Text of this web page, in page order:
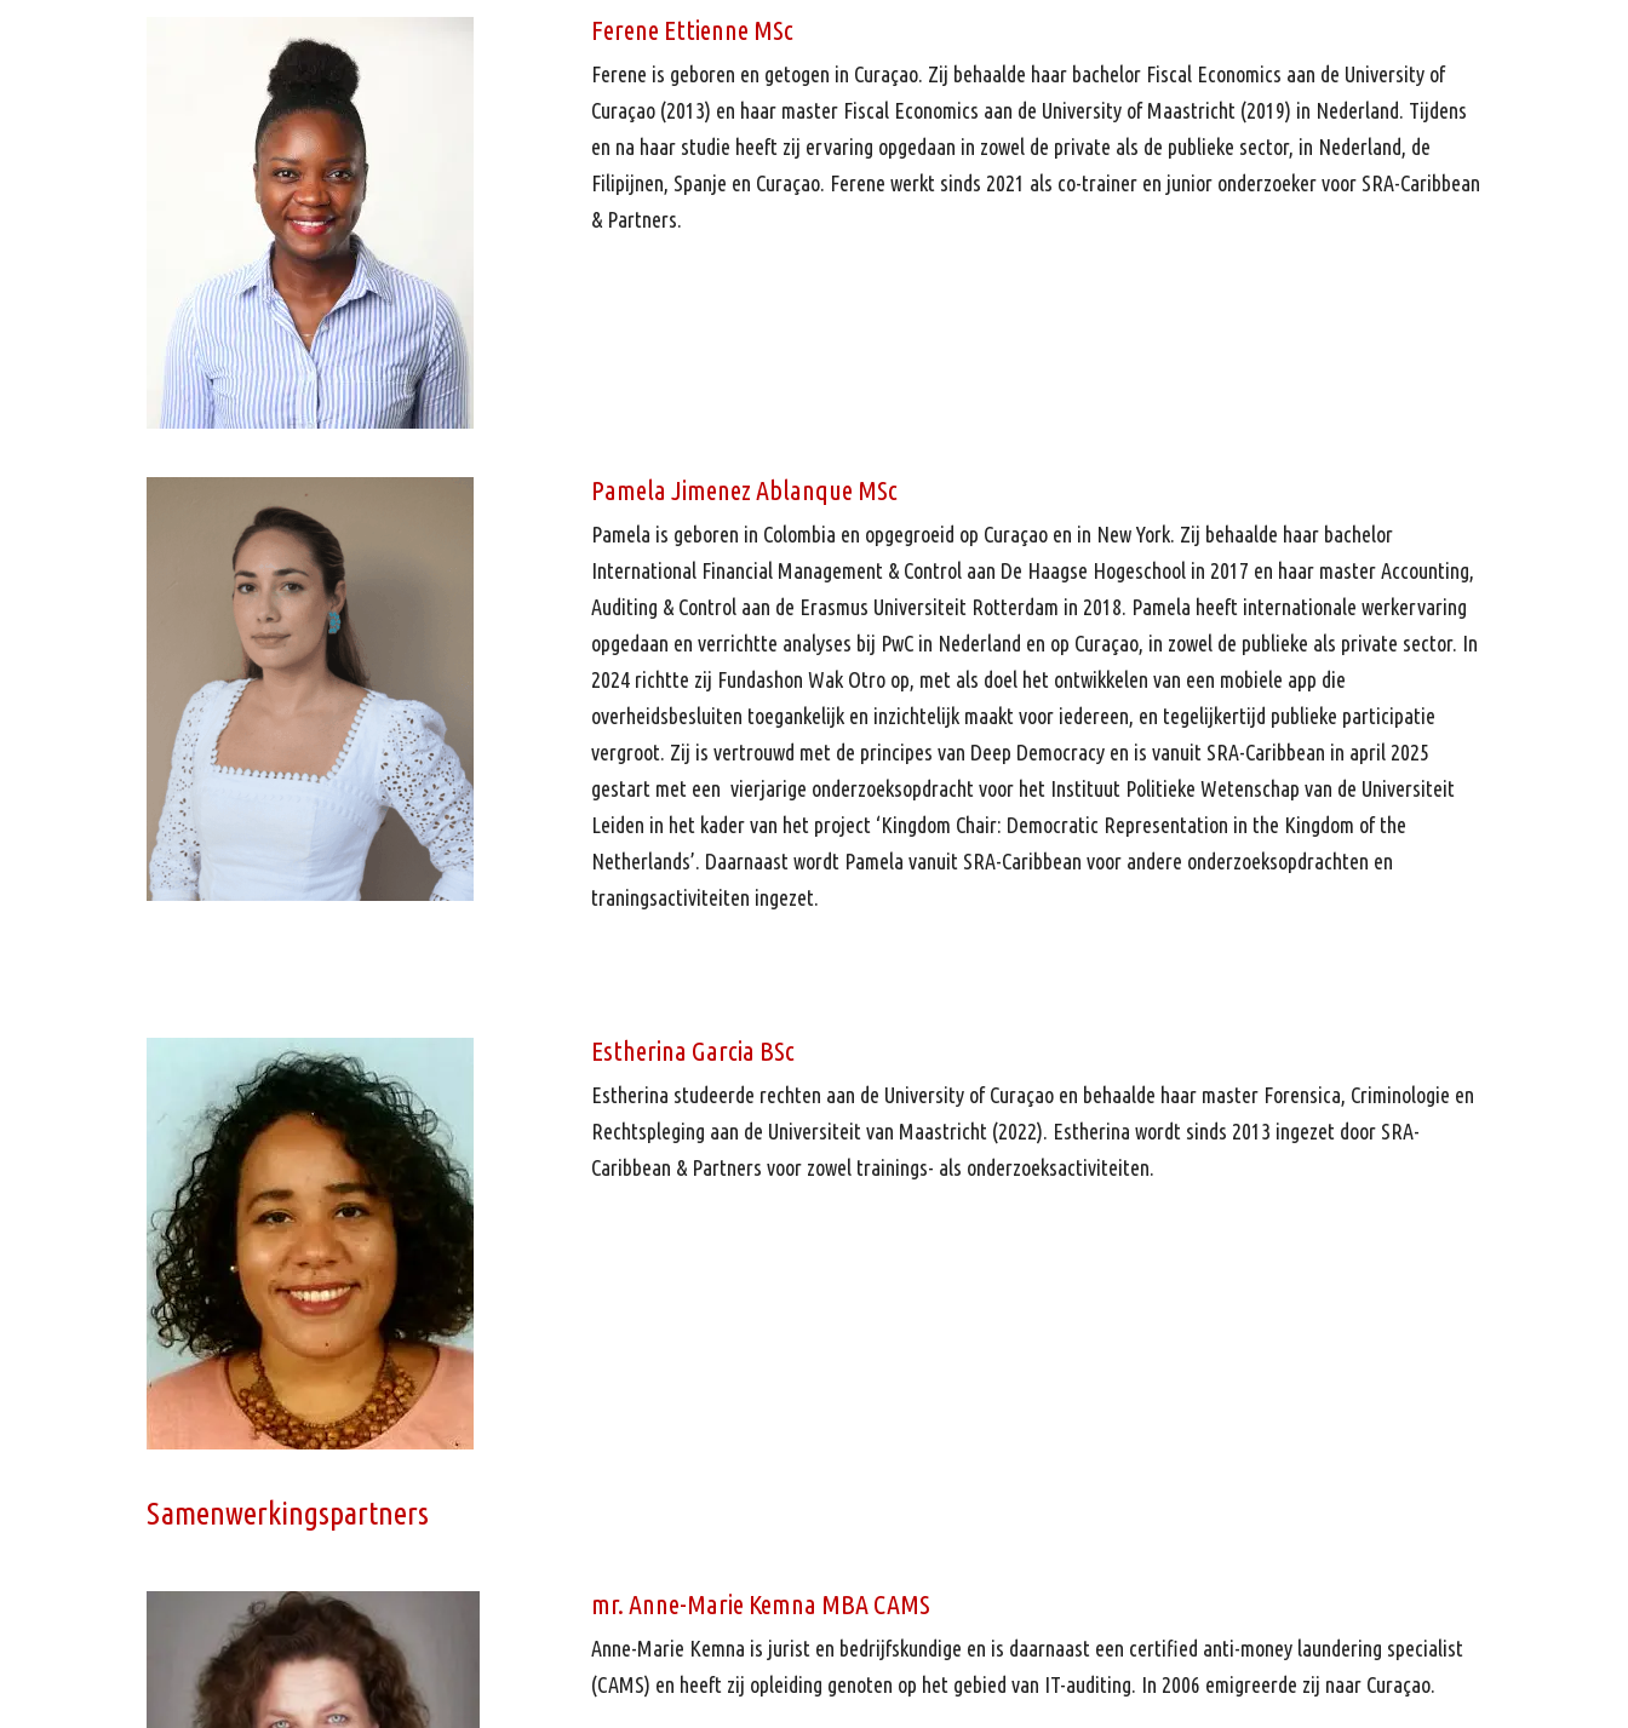
Ferene Ettienne MSc
Ferene is geboren en getogen in Curaçao. Zij behaalde haar bachelor Fiscal Economics aan de University of
Curaçao (2013) en haar master Fiscal Economics aan de University of Maastricht (2019) in Nederland. Tijdens
en na haar studie heeft zij ervaring opgedaan in zowel de private als de publieke sector, in Nederland, de
Filipijnen, Spanje en Curaçao. Ferene werkt sinds 2021 als co-trainer en junior onderzoeker voor SRA-Caribbean
& Partners.
Pamela Jimenez Ablanque MSc
Pamela is geboren in Colombia en opgegroeid op Curaçao en in New York. Zij behaalde haar bachelor
International Financial Management & Control aan De Haagse Hogeschool in 2017 en haar master Accounting,
Auditing & Control aan de Erasmus Universiteit Rotterdam in 2018. Pamela heeft internationale werkervaring
opgedaan en verrichtte analyses bij PwC in Nederland en op Curaçao, in zowel de publieke als private sector. In
2024 richtte zij Fundashon Wak Otro op, met als doel het ontwikkelen van een mobiele app die
overheidsbesluiten toegankelijk en inzichtelijk maakt voor iedereen, en tegelijkertijd publieke participatie
vergroot. Zij is vertrouwd met de principes van Deep Democracy en is vanuit SRA-Caribbean in april 2025
gestart met een vierjarige onderzoeksopdracht voor het Instituut Politieke Wetenschap van de Universiteit
Leiden in het kader van het project ‘Kingdom Chair: Democratic Representation in the Kingdom of the
Netherlands’. Daarnaast wordt Pamela vanuit SRA-Caribbean voor andere onderzoeksopdrachten en
traningsactiviteiten ingezet.
Estherina Garcia BSc
Estherina studeerde rechten aan de University of Curaçao en behaalde haar master Forensica, Criminologie en
Rechtspleging aan de Universiteit van Maastricht (2022). Estherina wordt sinds 2013 ingezet door SRA-
Caribbean & Partners voor zowel trainings- als onderzoeksactiviteiten.
Samenwerkingspartners
mr. Anne-Marie Kemna MBA CAMS
Anne-Marie Kemna is jurist en bedrijfskundige en is daarnaast een certified anti-money laundering specialist
(CAMS) en heeft zij opleiding genoten op het gebied van IT-auditing. In 2006 emigreerde zij naar Curaçao.